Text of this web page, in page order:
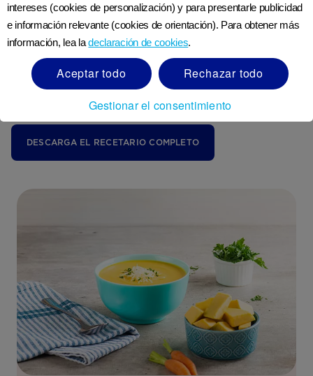
En este periodo de cambio rápido,
es importante apoyar el desarrollo
de tu peque con una dieta
balanceada y equilibrada en una
variedad de nutrientes.
DESCARGA EL RECETARIO COMPLETO
intereses (cookies de personalización) y para presentarle publicidad
e información relevante (cookies de orientación). Para obtener más
información, lea ladeclaración de cookies.
Aceptar todo
Rechazar todo
Gestionar el consentimiento